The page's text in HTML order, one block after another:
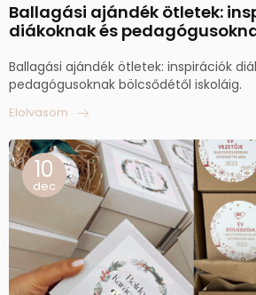
Ballagási ajándék ötletek:
diákoknak és
Ballagási ajándék ötletek: inspirációk
pedagógusoknak bölcsődétől iskoláig.
Elolvasom
10
dec